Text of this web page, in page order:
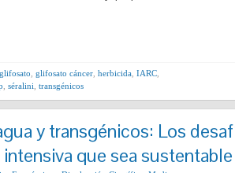
glifosato glifosato cáncer herbicida IARC
séralini transgénicos
y transgénicos: Los
que sea sustentable